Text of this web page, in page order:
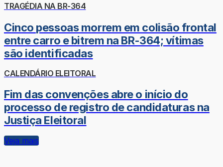
TRAGÉDIA NA BR-364
Cinco pessoas morrem em colisão frontal
entre carro e bitrem na BR-364; vítimas
são identificadas
CALENDÁRIO ELEITORAL
Fim das convenções abre o início do
processo de registro de candidaturas na
Justiça Eleitoral
Veja mais